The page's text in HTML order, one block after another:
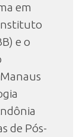
em
e o
de Pós-